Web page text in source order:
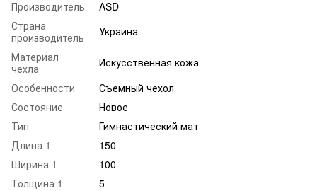
Производитель
ASD
Страна
производитель
Украина
Материал
чехла
Искусственная кожа
Особенности
Съемный чехол
Состояние
Новое
Тип
Гимнастический мат
Длина 1
150
Ширина 1
100
Толщина 1
5